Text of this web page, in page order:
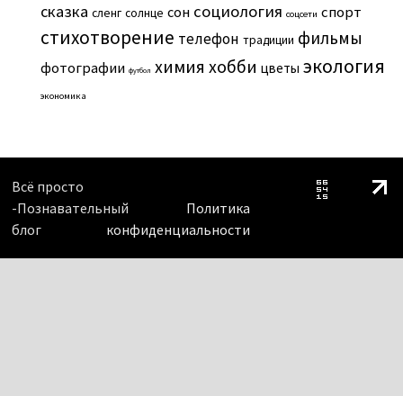
сказка сленг солнце сон социология соцсети спорт
стихотворение телефон традиции фильмы
фотографии футбол химия хобби цветы экология
экономика
Всё просто
-Познавательный
блог
Политика
конфиденциальности